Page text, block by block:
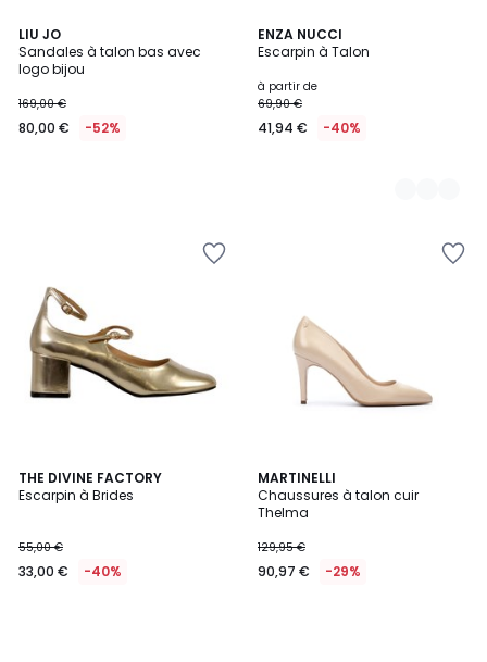
LIU JO
Sandales à talon bas avec
logo bijou
169,00 €
80,00 € -52%
ENZA NUCCI
Escarpin à Talon
à partir de
69,90 €
41,94 € -40%
2
Couleurs
THE DIVINE FACTORY
Escarpin à Brides
55,00 €
33,00 € -40%
MARTINELLI
Chaussures à talon cuir
Thelma
129,95 €
90,97 € -29%